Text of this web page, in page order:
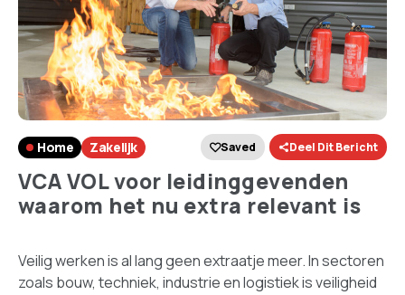
Home Zakelijk Saved Deel Dit Bericht
VCA VOL voor leidinggevenden
waarom het nu extra relevant is
Veilig werken is al lang geen extraatje meer. In sectoren
zoals bouw, techniek, industrie en logistiek is veiligheid